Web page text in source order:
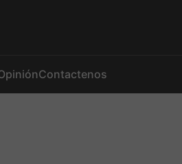
Contactenos